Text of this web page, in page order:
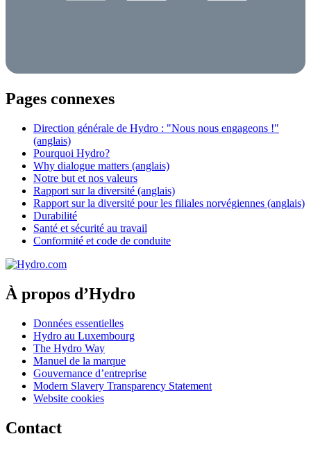
Pages connexes
Direction générale de Hydro : "Nous nous engageons !"
(anglais)
Pourquoi Hydro?
Why dialogue matters (anglais)
Notre but et nos valeurs
Rapport sur la diversité (anglais)
Rapport sur la diversité pour les filiales norvégiennes (anglais)
Durabilité
Santé et sécurité au travail
Conformité et code de conduite
À propos d’Hydro
Données essentielles
Hydro au Luxembourg
The Hydro Way
Manuel de la marque
Gouvernance d’entreprise
Modern Slavery Transparency Statement
Website cookies
Contact